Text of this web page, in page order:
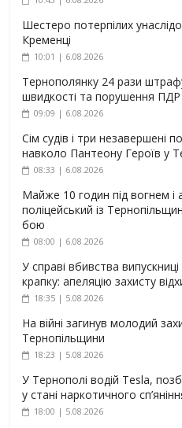
Шестеро потерпілих
Кременці
10:01 | 6.08.2026
Тернополянку 24 рази
швидкості та порушення ПДР
09:09 | 6.08.2026
Сім судів і три незавершені
навколо Пантеону Героїв у
08:33 | 6.08.2026
Майже 10 годин під вогнем і
поліцейський із
бою
08:00 | 6.08.2026
У справі вбивства
крапку: апеляцію захисту
18:35 | 5.08.2026
На війні загинув молодий
Тернопільщини
18:23 | 5.08.2026
У Тернополі водій Tesla,
у стані наркотичного
18:00 | 5.08.2026